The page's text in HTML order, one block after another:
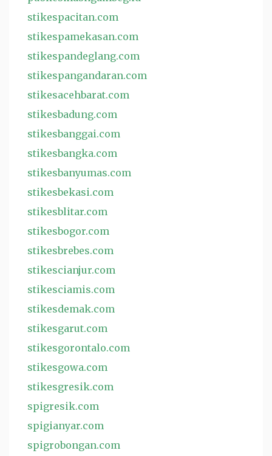
stikespacitan.com
stikespamekasan.com
stikespandeglang.com
stikespangandaran.com
stikesacehbarat.com
stikesbadung.com
stikesbanggai.com
stikesbangka.com
stikesbanyumas.com
stikesbekasi.com
stikesblitar.com
stikesbogor.com
stikesbrebes.com
stikescianjur.com
stikesciamis.com
stikesdemak.com
stikesgarut.com
stikesgorontalo.com
stikesgowa.com
stikesgresik.com
spigresik.com
spigianyar.com
spigrobongan.com